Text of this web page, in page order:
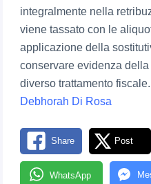
integralmente nella
viene tassato con le
applicazione della
conservare evidenza
diverso trattamento fiscale.
Debhorah Di Rosa
Share Post
WhatsApp